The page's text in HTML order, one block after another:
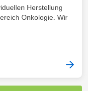
Herstellung
Onkologie. Wir